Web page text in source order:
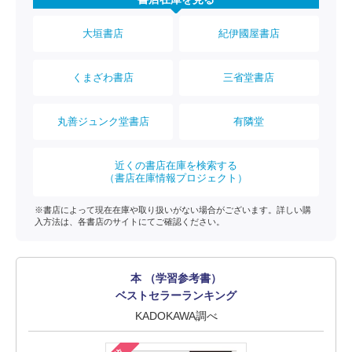
大垣書店 紀伊國屋書店
くまざわ書店 三省堂書店
丸善ジュンク堂書店 有隣堂
近くの書店在庫を検索する
（書店在庫情報プロジェクト）
※書店によって現在在庫や取り扱いがない場合がございます。詳しい購
入方法は、各書店のサイトにてご確認ください。
本 （学習参考書）
ベストセラーランキング
KADOKAWA調べ